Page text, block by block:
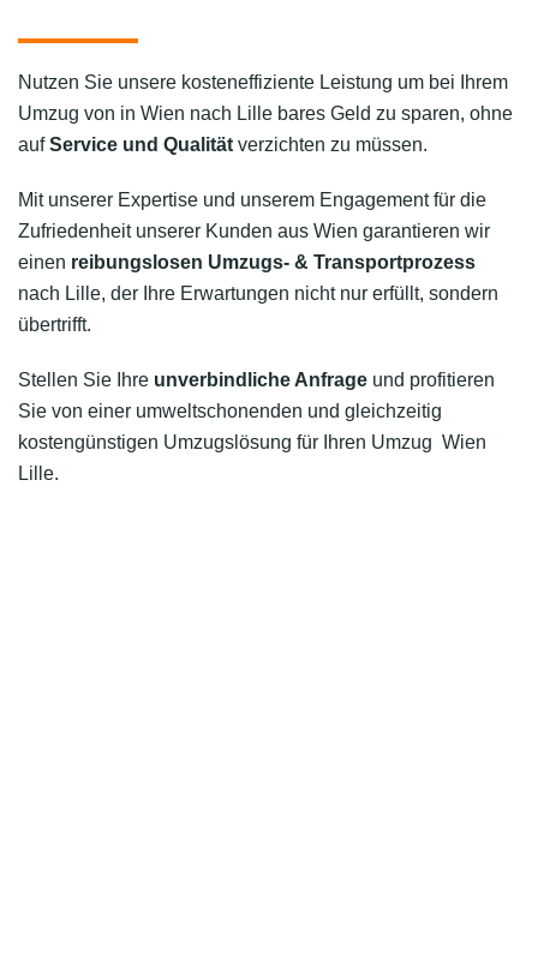
Nutzen Sie unsere kosteneffiziente Leistung um bei Ihrem
Umzug von in Wien nach Lille bares Geld zu sparen, ohne
aufService und Qualität verzichten zu müssen.
Mit unserer Expertise und unserem Engagement für die
Zufriedenheit unserer Kunden aus Wien garantieren wir
einen reibungslosen Umzugs- & Transportprozess
nach Lille, der Ihre Erwartungen nicht nur erfüllt, sondern
übertrifft.
Stellen Sie Ihre unverbindliche Anfrage und profitieren
Sie von einer umweltschonenden und gleichzeitig
kostengünstigen Umzugslösung für Ihren Umzug Wien
Lille.